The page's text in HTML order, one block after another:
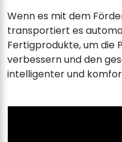
Wenn es mit dem
transportiert es
Fertigprodukte, um die
verbessern und den
intelligenter und